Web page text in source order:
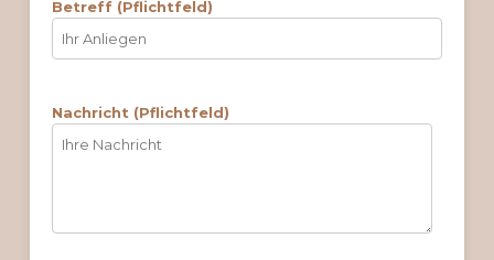
Betreff (Pflichtfeld)
Nachricht (Pflichtfeld)